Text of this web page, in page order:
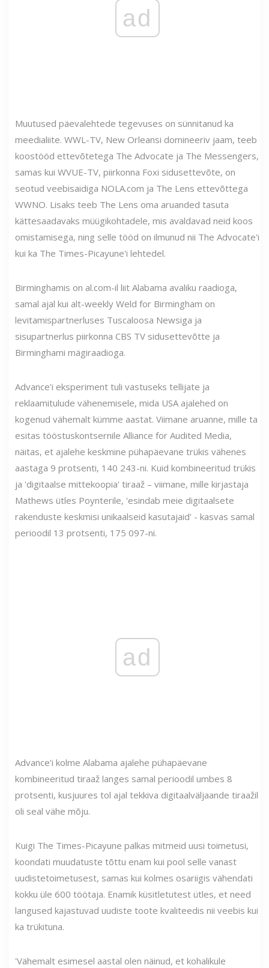
ad
Muutused päevalehtede tegevuses on sünnitanud ka
meedialiite. WWL-TV, New Orleansi domineeriv jaam, teeb
koostööd ettevõtetega The Advocate ja The Messengers,
samas kui WVUE-TV, piirkonna Foxi sidusettevõte, on
seotud veebisaidiga NOLA.com ja The Lens ettevõttega
WWNO. Lisaks teeb The Lens oma aruanded tasuta
kättesaadavaks müügikohtadele, mis avaldavad neid koos
omistamisega, ning selle tööd on ilmunud nii The Advocate'i
kui ka The Times-Picayune'i lehtedel.
Birminghamis on al.com-il liit Alabama avaliku raadioga,
samal ajal kui alt-weekly Weld for Birmingham on
levitamispartnerluses Tuscaloosa Newsiga ja
sisupartnerlus piirkonna CBS TV sidusettevõtte ja
Birminghami mägiraadioga.
Advance'i eksperiment tuli vastuseks tellijate ja
reklaamitulude vähenemisele, mida USA ajalehed on
kogenud vähemalt kümme aastat. Viimane aruanne, mille ta
esitas tööstuskontsernile Alliance for Audited Media,
näitas, et ajalehe keskmine pühapäevane trükis vähenes
aastaga 9 protsenti, 140 243-ni. Kuid kombineeritud trükis
ja 'digitaalse mittekoopia' tiraaž – viimane, mille kirjastaja
Mathews ütles Poynterile, 'esindab meie digitaalsete
rakenduste keskmisi unikaalseid kasutajaid' - kasvas samal
perioodil 13 protsenti, 175 097-ni.
ad
Advance’i kolme Alabama ajalehe pühapäevane
kombineeritud tiraaž langes samal perioodil umbes 8
protsenti, kusjuures tol ajal tekkiva digitaalväljaande tiraažil
oli seal vähe mõju.
Kuigi The Times-Picayune palkas mitmeid uusi toimetusi,
koondati muudatuste tõttu enam kui pool selle vanast
uudistetoimetusest, samas kui kolmes osariigis vähendati
kokku üle 600 töötaja. Enamik küsitletutest ütles, et need
langused kajastuvad uudiste toote kvaliteedis nii veebis kui
ka trükituna.
'Vähemalt esimesel aastal olen näinud, et kohalikule